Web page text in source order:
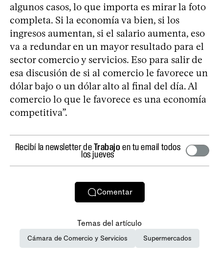
algunos casos, lo que importa es mirar la foto
completa. Si la economía va bien, si los
ingresos aumentan, si el salario aumenta, eso
va a redundar en un mayor resultado para el
sector comercio y servicios. Eso para salir de
esa discusión de si al comercio le favorece un
dólar bajo o un dólar alto al final del día. Al
comercio lo que le favorece es una economía
competitiva”.
Recibí la newsletter deTrabajo en tu email todos
los jueves
Comentar
Temas del artículo
Cámara de Comercio y Servicios Supermercados